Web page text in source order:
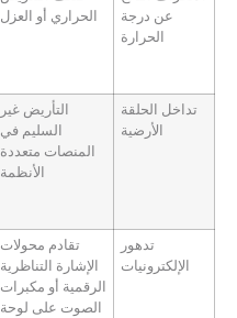
عن درجة
الحرارة
الحراري أو العزل
تداخل الحلقة
الأرضية
التأريض غير
السليم في
المنصات متعددة
الأنظمة
تدهور
الإلكترونيات
تقادم محولات
الإشارة التناظرية
الرقمية أو مكبرات
الصوت على لوحة